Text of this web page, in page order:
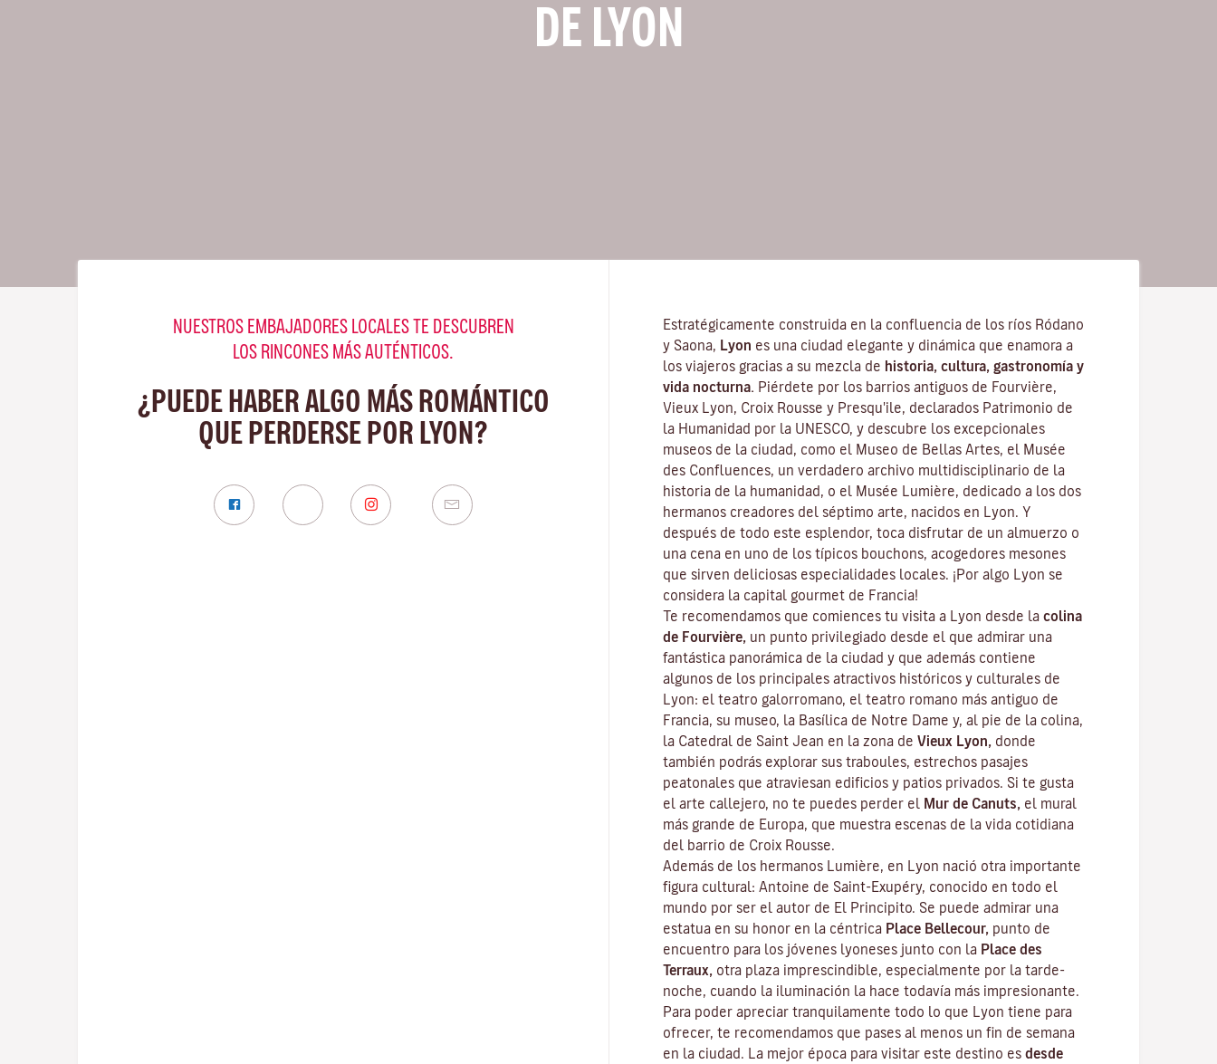
DE LYON
NUESTROS EMBAJADORES LOCALES TE DESCUBREN
LOS RINCONES MÁS AUTÉNTICOS.
¿PUEDE HABER ALGO MÁS ROMÁNTICO
QUE PERDERSE POR LYON?
Estratégicamente construida en la confluencia de los ríos Ródano
y Saona,
Lyon es una ciudad elegante y dinámica que enamora a
los viajeros gracias a su mezcla de historia, cultura, gastronomía y
vida nocturna.
Piérdete por los barrios antiguos de Fourvière,
Vieux Lyon, Croix Rousse y Presqu'ile, declarados Patrimonio de
la Humanidad por la UNESCO, y descubre los excepcionales
museos de la ciudad
, como el Museo de Bellas Artes, el Musée
des Confluences, un verdadero archivo multidisciplinario de la
historia de la humanidad, o el Musée Lumière, dedicado a los dos
hermanos creadores del séptimo arte, nacidos en Lyon. Y
después de todo este esplendor, toca disfrutar de un almuerzo o
una cena en uno de los típicos bouchons , acogedores mesones
que sirven deliciosas especialidades locales. ¡Por algo Lyon se
considera la capital gourmet de Francia!
Te recomendamos que comiences tu visita a Lyon desde la colina
de Fourvière, un punto privilegiado desde el que admirar una
fantástica panorámica de la ciudad y que además contiene
algunos de los principales atractivos históricos y culturales de
Lyon: el teatro galorromano, el teatro romano más antiguo de
Francia, su museo, la Basílica de Notre Dame y, al pie de la colina,
la Catedral de Saint Jean en la zona de Vieux Lyon,
donde
también podrás explorar sus traboules , estrechos pasajes
peatonales que atraviesan edificios y patios privados. Si te gusta
el arte callejero, no te puedes perder el
Mur de Canuts,
el mural
más grande de Europa, que muestra escenas de la vida cotidiana
del barrio de Croix Rousse.
Además de los hermanos Lumière, en Lyon nació otra importante
figura cultural: Antoine de Saint-Exupéry, conocido en todo el
mundo por ser el autor de El Principito . Se puede admirar una
estatua en su honor en la céntrica Place Bellecour, punto de
encuentro para los jóvenes lyoneses junto con la Place des
Terraux,
otra plaza imprescindible, especialmente por la tarde-
noche, cuando la iluminación la hace todavía más impresionante.
Para poder apreciar tranquilamente todo lo que Lyon tiene para
ofrecer, te recomendamos que pases al menos un fin de semana
en la ciudad. La mejor época para visitar este destino es desde